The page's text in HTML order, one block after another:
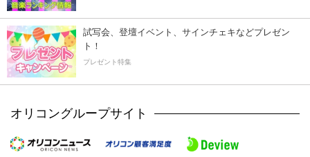
試写会、登壇イベント、サインチェキなどプレゼン
ト！
プレゼント特集
オリコングループサイト